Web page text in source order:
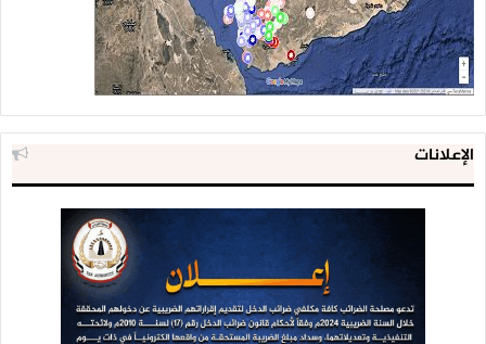
الإعلانات